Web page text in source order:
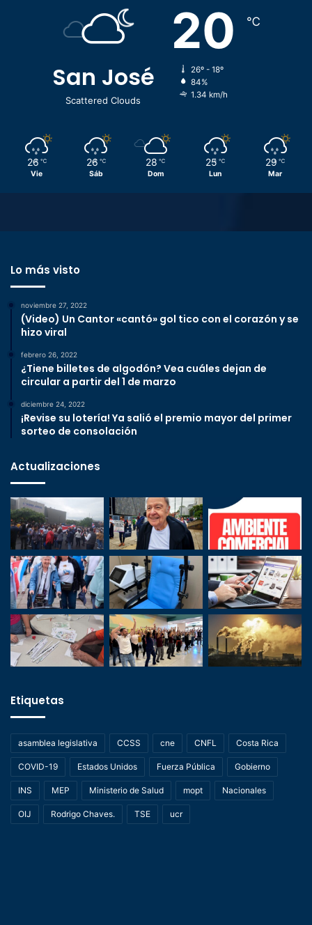
San José
Scattered Clouds
20 ℃
26º - 18º
84%
1.34 km/h
26 ℃
Vie
26 ℃
Sáb
28 ℃
Dom
25 ℃
Lun
29 ℃
Mar
Lo más visto
noviembre 27, 2022
(Video) Un Cantor «cantó» gol tico con el corazón y se
hizo viral
febrero 26, 2022
¿Tiene billetes de algodón? Vea cuáles dejan de
circular a partir del 1 de marzo
diciembre 24, 2022
¡Revise su lotería! Ya salió el premio mayor del primer
sorteo de consolación
Actualizaciones
Etiquetas
asamblea legislativa CCSS cne CNFL Costa Rica
COVID-19 Estados Unidos Fuerza Pública Gobierno
INS MEP Ministerio de Salud mopt Nacionales
OIJ Rodrigo Chaves. TSE ucr